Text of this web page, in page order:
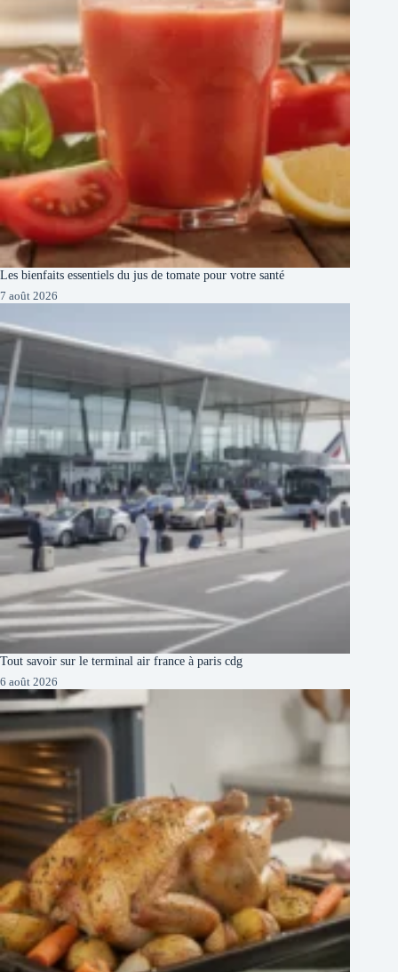
Les bienfaits essentiels du jus de tomate pour votre santé
7 août 2026
Tout savoir sur le terminal air france à paris cdg
6 août 2026